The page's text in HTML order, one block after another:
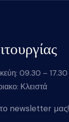
09.30 – 17.30
Κλειστά
newsletter μας!